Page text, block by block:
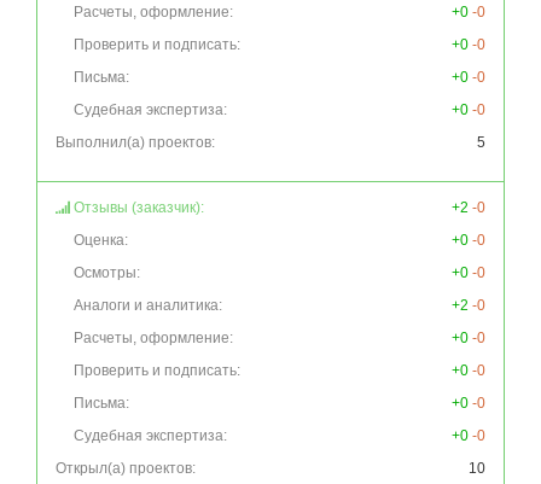
Расчеты, оформление:
+0 -0
Проверить и подписать:
+0 -0
Письма:
+0 -0
Судебная экспертиза:
+0 -0
Выполнил(а) проектов:
5
Отзывы (заказчик): +2 -0
Оценка:
+0 -0
Осмотры:
+0 -0
Аналоги и аналитика:
+2 -0
Расчеты, оформление:
+0 -0
Проверить и подписать:
+0 -0
Письма:
+0 -0
Судебная экспертиза:
+0 -0
Открыл(а) проектов:
10